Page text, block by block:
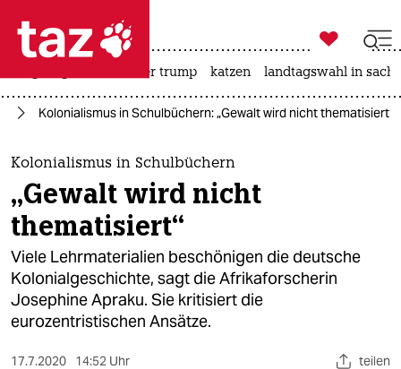
 taz zahl ich
taz zahl ich
themen
politik
öko
gesellschaft
kultur

taz zahl ich
usa unter trump katzen landtagswahl in
Kolonialismus in Schulbüchern: „Gewalt wird nicht thematisiert“
Kolonialismus in Schulbüchern
„Gewalt wird nicht
thematisiert“
Viele Lehrmaterialien beschönigen die deutsche
Kolonialgeschichte, sagt die Afrikaforscherin
Josephine Apraku. Sie kritisiert die
eurozentristischen Ansätze.
17.7.2020 14:52 Uhr teilen